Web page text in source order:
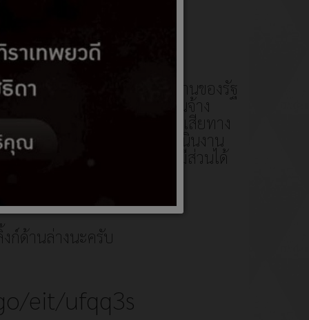
ล บริษัทเอกชน หรือหน่วยงานของรัฐ
านภาครัฐ รวมไปถึงพนักงานจ้าง
งหมายรวมถึงผู้มีส่วนได้ส่วนเสียทาง
การปฏิบัติหน้าที่หรือการดำเนินงาน
งค์เก็บข้อมูลการรับรู้ของผู้มีส่วนได้
เสียภายนอก EIT พ.ศ.2568
ก์ด้านล่างนะครับ
eit/ufqq3s